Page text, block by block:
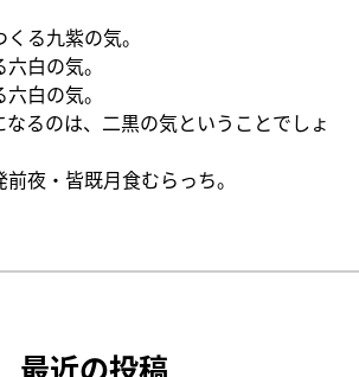
る九紫の気。
白の気。
白の気。
なるのは、二黒の気ということでしょ
皆既月食むらっち。
最近の投稿